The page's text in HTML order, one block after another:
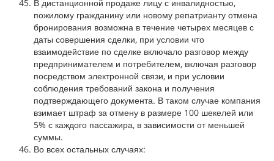
В дистанционной продаже лицу с инвалидностью,
пожилому гражданину или новому репатрианту отмена
бронирования возможна в течение четырех месяцев с
даты совершения сделки, при условии что
взаимодействие по сделке включало разговор между
предпринимателем и потребителем, включая разговор
посредством электронной связи, и при условии
соблюдения требований закона и получения
подтверждающего документа. В таком случае компания
взимает штраф за отмену в размере 100 шекелей или
5% с каждого пассажира, в зависимости от меньшей
суммы.
Во всех остальных случаях: